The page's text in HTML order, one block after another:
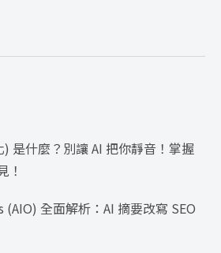
是什麼？別讓 AI 把你靜音！掌握
！
全面解析：AI 摘要改寫 SEO